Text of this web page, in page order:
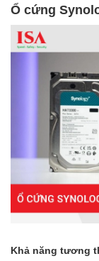
Ổ cứng
Khả năng tương